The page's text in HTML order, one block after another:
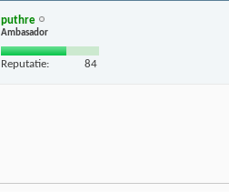
puthre
Ambasador
Reputatie: 84